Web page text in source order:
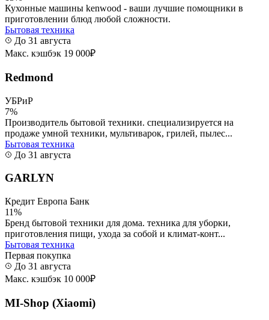
Кухонные машины kenwood - ваши лучшие помощники в
приготовлении блюд любой сложности.
Бытовая техника
До 31 августа
Макс. кэшбэк 19 000₽
Redmond
УБРиР
7%
Производитель бытовой техники. специализируется на
продаже умной техники, мультиварок, грилей, пылес...
Бытовая техника
До 31 августа
GARLYN
Кредит Европа Банк
11%
Бренд бытовой техники для дома. техника для уборки,
приготовления пищи, ухода за собой и климат-конт...
Бытовая техника
Первая покупка
До 31 августа
Макс. кэшбэк 10 000₽
MI-Shop (Xiaomi)